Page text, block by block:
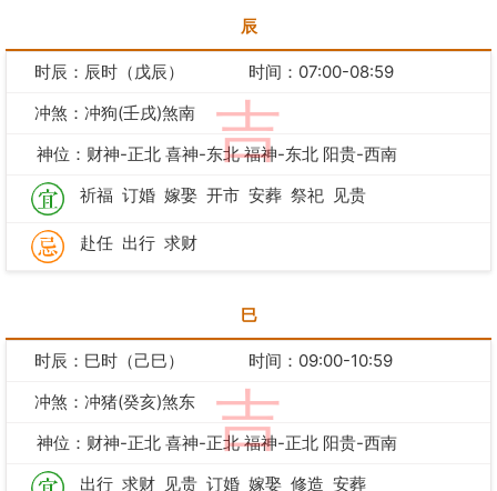
辰
吉
时辰：辰时（戊辰）
时间：07:00-08:59
冲煞：冲狗(壬戌)煞南
神位：财神-正北 喜神-东北 福神-东北 阳贵-西南
祈福 订婚 嫁娶 开市 安葬 祭祀 见贵
赴任 出行 求财
巳
吉
时辰：巳时（己巳）
时间：09:00-10:59
冲煞：冲猪(癸亥)煞东
神位：财神-正北 喜神-正北 福神-正北 阳贵-西南
出行 求财 见贵 订婚 嫁娶 修造 安葬